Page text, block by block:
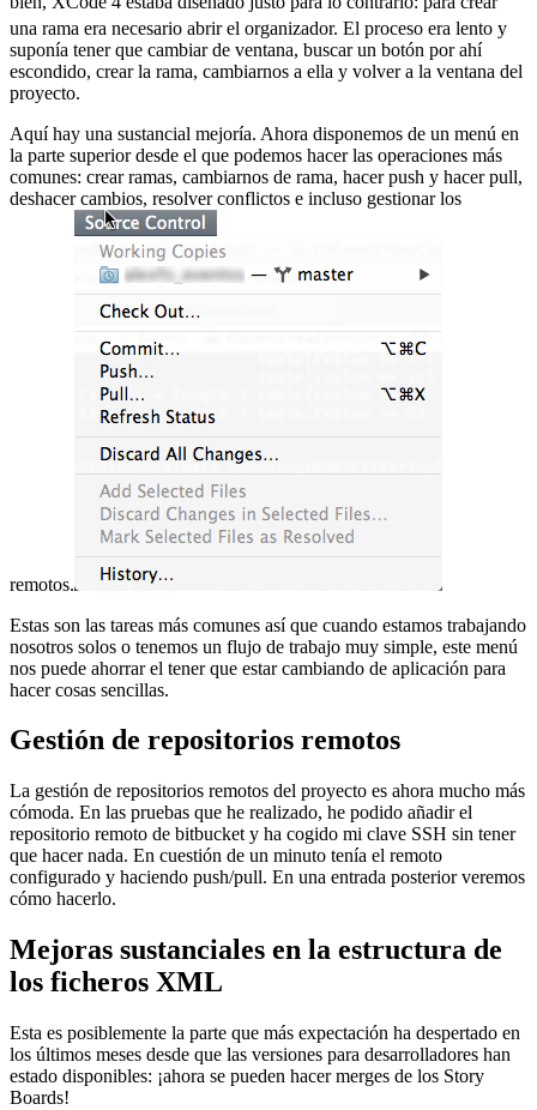
una rama era necesario abrir el organizador. El proceso era lento y
suponía tener que cambiar de ventana, buscar un botón por ahí
escondido, crear la rama, cambiarnos a ella y volver a la ventana del
proyecto.
Aquí hay una sustancial mejoría. Ahora disponemos de un menú en
la parte superior desde el que podemos hacer las operaciones más
comunes: crear ramas, cambiarnos de rama, hacer push y hacer pull,
deshacer cambios, resolver conflictos e incluso gestionar los
remotos.
Estas son las tareas más comunes así que cuando estamos trabajando
nosotros solos o tenemos un flujo de trabajo muy simple, este menú
nos puede ahorrar el tener que estar cambiando de aplicación para
hacer cosas sencillas.
Gestión de repositorios remotos
La gestión de repositorios remotos del proyecto es ahora mucho más
cómoda. En las pruebas que he realizado, he podido añadir el
repositorio remoto de bitbucket y ha cogido mi clave SSH sin tener
que hacer nada. En cuestión de un minuto tenía el remoto
configurado y haciendo push/pull. En una entrada posterior veremos
cómo hacerlo.
Mejoras sustanciales en la estructura de
los ficheros XML
Esta es posiblemente la parte que más expectación ha despertado en
los últimos meses desde que las versiones para desarrolladores han
estado disponibles: ¡ahora se pueden hacer merges de los Story
Boards!